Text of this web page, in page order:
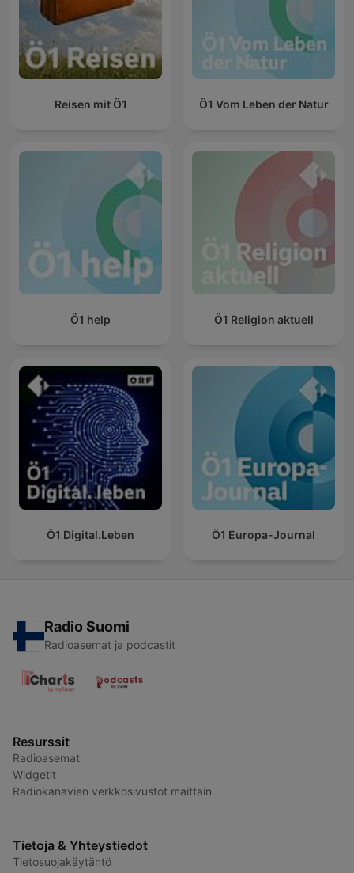
Reisen mit Ö1 Ö1 Vom Leben der Natur
Ö1 help Ö1 Religion aktuell
Ö1 Digital.Leben Ö1 Europa-Journal
Radio Suomi
Radioasemat ja podcastit
Resurssit
Radioasemat
Widgetit
Radiokanavien verkkosivustot maittain
Tietoja & Yhteystiedot
Tietosuojakäytäntö